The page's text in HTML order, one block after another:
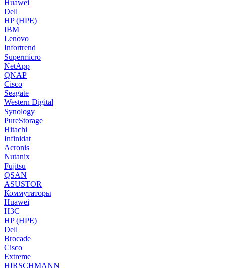
Huawei
Dell
HP (HPE)
IBM
Lenovo
Infortrend
Supermicro
NetApp
QNAP
Cisco
Seagate
Western Digital
Synology
PureStorage
Hitachi
Infinidat
Acronis
Nutanix
Fujitsu
QSAN
ASUSTOR
Коммутаторы
Huawei
H3C
HP (HPE)
Dell
Brocade
Cisco
Extreme
HIRSCHMANN